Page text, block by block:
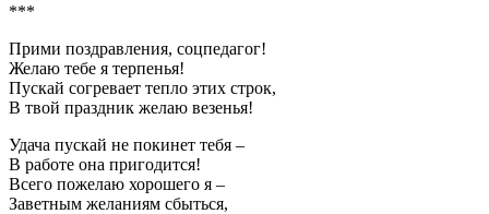
***
Прими поздравления, соцпедагог!
Желаю тебе я терпенья!
Пускай согревает тепло этих строк,
В твой праздник желаю везенья!
Удача пускай не покинет тебя –
В работе она пригодится!
Всего пожелаю хорошего я –
Заветным желаниям сбыться,